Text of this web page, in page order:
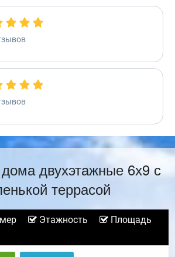
двухэтажные 6х9 с
террасой
Этажность
Площадь